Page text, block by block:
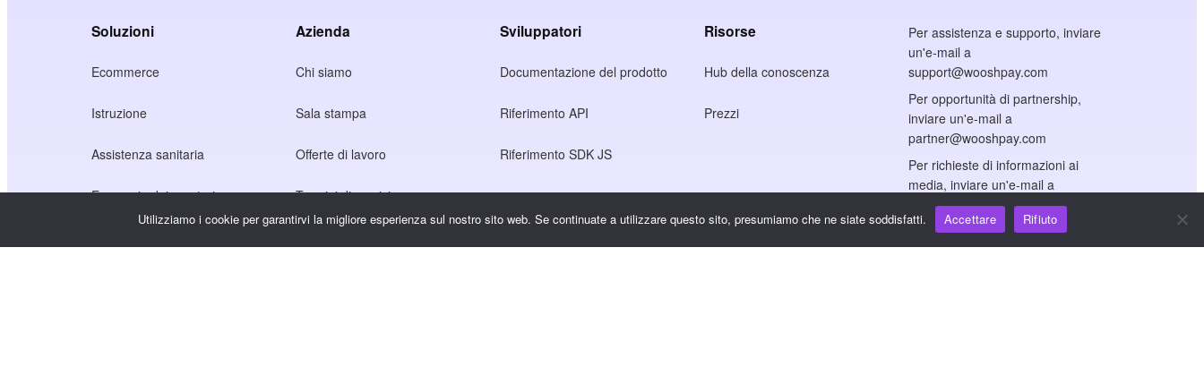
Soluzioni
Ecommerce
Istruzione
Assistenza sanitaria
Economia dei creatori
Azienda
Chi siamo
Sala stampa
Offerte di lavoro
Termini di servizio
Sviluppatori
Documentazione del prodotto
Riferimento API
Riferimento SDK JS
Risorse
Hub della conoscenza
Prezzi
Per assistenza e supporto, inviare
un'e-mail a
support@wooshpay.com
Per opportunità di partnership,
inviare un'e-mail a
partner@wooshpay.com
Per richieste di informazioni ai
media, inviare un'e-mail a
media@wooshpay.com.
Utilizziamo i cookie per garantirvi la migliore esperienza sul nostro sito web. Se continuate a utilizzare questo sito, presumiamo che ne siate soddisfatti. Accettare Rifiuto